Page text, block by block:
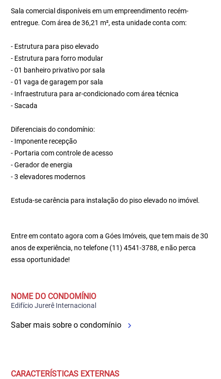
Sala comercial disponíveis em um empreendimento recém-
entregue. Com área de 36,21 m², esta unidade conta com:
- Estrutura para piso elevado
- Estrutura para forro modular
- 01 banheiro privativo por sala
- 01 vaga de garagem por sala
- Infraestrutura para ar-condicionado com área técnica
- Sacada
Diferenciais do condomínio:
- Imponente recepção
- Portaria com controle de acesso
- Gerador de energia
- 3 elevadores modernos
Estuda-se carência para instalação do piso elevado no imóvel.
Entre em contato agora com a Góes Imóveis, que tem mais de 30
anos de experiência, no telefone (11) 4541-3788, e não perca
essa oportunidade!
NOME DO CONDOMÍNIO
Edifício Jurerê Internacional
Saber mais sobre o condomínio
CARACTERÍSTICAS EXTERNAS